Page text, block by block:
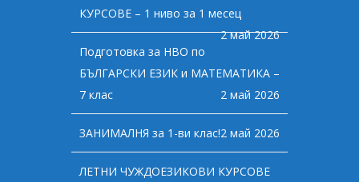
КУРСОВЕ – 1 ниво за 1 месец
2 май 2026
Подготовка за НВО по
БЪЛГАРСКИ ЕЗИК и МАТЕМАТИКА –
7 клас
2 май 2026
ЗАНИМАЛНЯ за 1-ви клас!2 май 2026
ЛЕТНИ ЧУЖДОЕЗИКОВИ КУРСОВЕ